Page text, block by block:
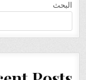
البحث